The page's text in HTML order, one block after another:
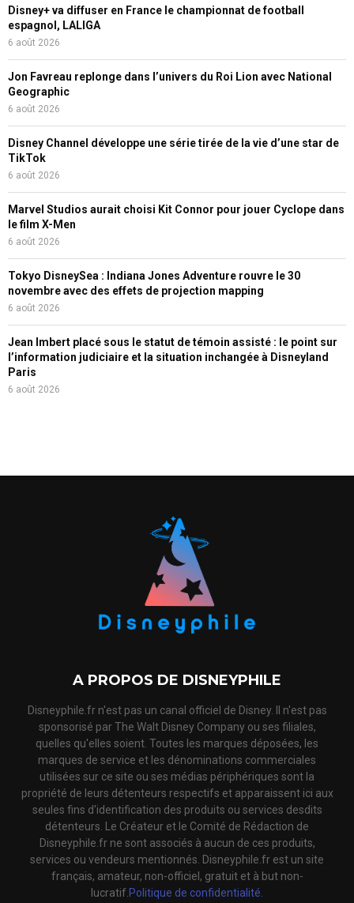
Disney+ va diffuser en France le championnat de football
espagnol, LALIGA
6 août 2026
Jon Favreau replonge dans l’univers du Roi Lion avec National
Geographic
6 août 2026
Disney Channel développe une série tirée de la vie d’une star de
TikTok
6 août 2026
Marvel Studios aurait choisi Kit Connor pour jouer Cyclope dans
le film X-Men
6 août 2026
Tokyo DisneySea : Indiana Jones Adventure rouvre le 30
novembre avec des effets de projection mapping
6 août 2026
Jean Imbert placé sous le statut de témoin assisté : le point sur
l’information judiciaire et la situation inchangée à Disneyland
Paris
6 août 2026
A PROPOS DE DISNEYPHILE
Disneyphile.fr n'est pas un canal officiel de Disney. Il n'est pas
sponsorisé par The Walt Disney Company ou ses filiales,
quelles qu'elles soient. Toutes les marques déposées, les
marques de service et les dénominations commerciales
utilisées sur ce site ou ses médias périphériques sont la
propriété de leurs détenteurs respectifs et apparaissent ici aux
seules fins d'identification des produits ou services desdits
détenteurs. Le Créateur et le Comité de Rédaction de
Disneyphile.fr ne sont associés à aucun de ces produits,
services ou vendeurs mentionnés. Disneyphile.fr est un site
français, amateur, non-officiel, gratuit et à but non-
lucratif.Politique de confidentialité.